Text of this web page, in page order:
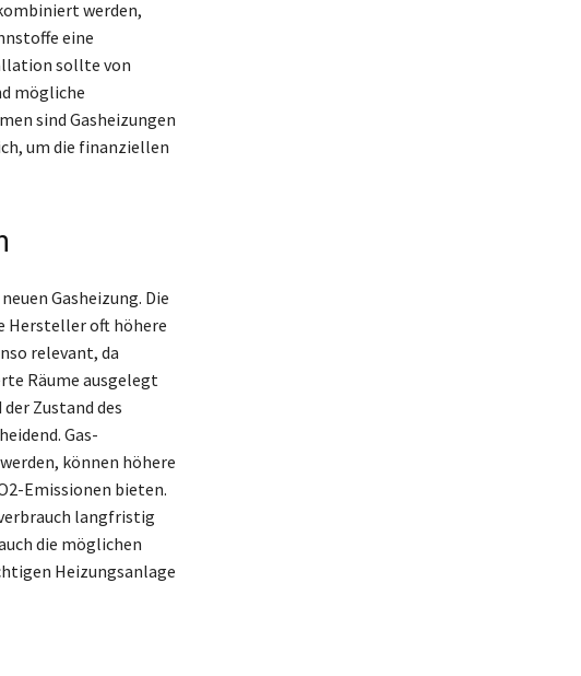
werden,
eine
sollte von
mögliche
sind Gasheizungen
um die finanziellen
Gasheizung. Die
Hersteller oft höhere
relevant, da
Räume ausgelegt
Zustand des
Gas-
können höhere
Emissionen bieten.
langfristig
die möglichen
Heizungsanlage